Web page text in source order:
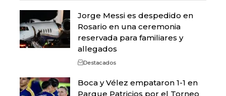
Jorge Messi es despedido en
Rosario en una ceremonia
reservada para familiares y
allegados
Destacados
Boca y Vélez empataron 1-1 en
Parque Patricios por el Torneo